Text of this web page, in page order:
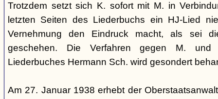
Trotzdem setzt sich K. sofort mit M. in
letzten Seiten des Liederbuchs ein HJ-Lied
Vernehmung den Eindruck macht, als sei
geschehen. Die Verfahren gegen M. und
Liederbuches Hermann Sch. wird gesondert
Am 27. Januar 1938 erhebt der